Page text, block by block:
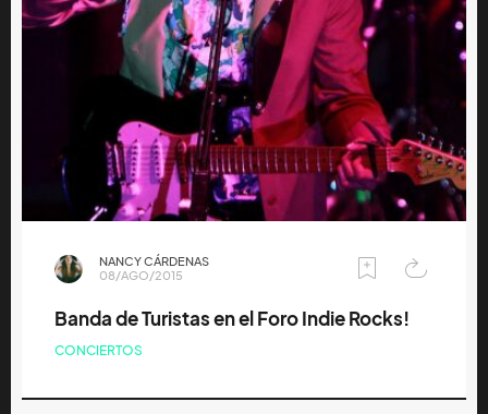
NANCY CÁRDENAS
08/AGO/2015
Banda de Turistas en el Foro Indie Rocks!
CONCIERTOS